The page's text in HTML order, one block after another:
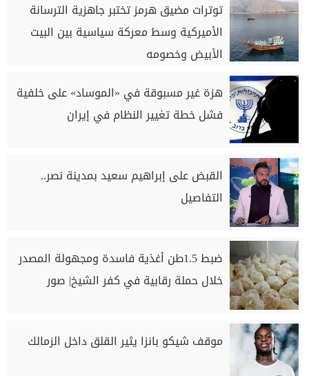
توترات مضيق هرمز تختبر جاهزية الترسانة
الأميركية وسط معركة سياسية بين البيت
الأبيض وخصومه
هزة غير مسبوقة في «الموساد» على خلفية
فشل خطة تغيير النظام في إيران
القبض على إبراهيم سعيد بمدينة نصر..
التفاصيل
ضبط 1.5طن أغذية فاسدة ومجهولة المصدر
خلال حملة رقابية في كفر الشيخ| صور
موقف شيكو بانزا يثير القلق داخل الزمالك